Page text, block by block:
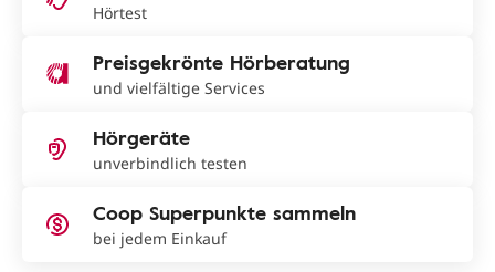
Hörtest
Preisgekrönte Hörberatung
und vielfältige Services
Hörgeräte
unverbindlich testen
Coop Superpunkte sammeln
bei jedem Einkauf